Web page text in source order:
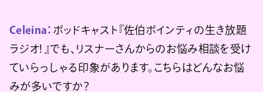
Celeina： ポッドキャスト『佐伯ポインティの生き放題
ラジオ! 』でも、リスナーさんからのお悩み相談を受け
ていらっしゃる印象があります。こちらはどんなお悩
みが多いですか？